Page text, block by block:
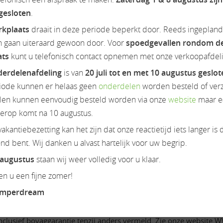
€97.720,-. Inclusief verlengde garantie 2+2 jaar t.w.v.
te bezichtigigen.
kentekenplaten, gevarendriehoek, verbandtrommel €250,-
bovaggarantie. Zie onze website
rechten worden ontleend.
weinsberg, twin, carado, half integraal, hymer,
2 win, camper, wohnmobil, euramobil, fiat, vakantie,
bovaggarantie tenzij anders vermeld. Zie onze website
.
draait in deze periode beperkt door. Reeds
gaan uiteraard gewoon door. Voorspoedgevallen rondom
kunt u telefonisch contact opnemen met onze
is van 20 juli tot en met 10 augustus
kunnen er helaas geen onderdelen worden besteld of
kunnen eenvoudig besteld worden via onze website maar
komt na 10 augustus.
kan het zijn dat onze reactietijd iets langer is
bent. Wij danken u alvast hartelijk voor uw begrip.
staan wij weer volledig voor u klaar.
u een fijne zomer!